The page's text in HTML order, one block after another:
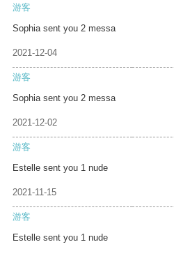
游客
Sophia sent you 2 messa
2021-12-04
游客
Sophia sent you 2 messa
2021-12-02
游客
Estelle sent you 1 nude
2021-11-15
游客
Estelle sent you 1 nude